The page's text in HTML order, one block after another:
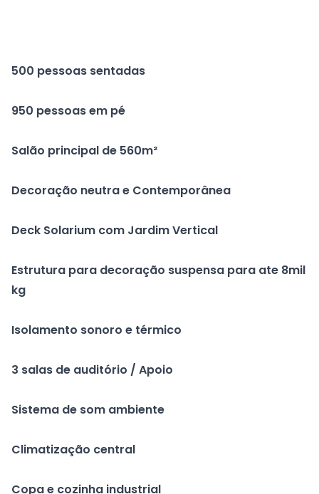
500 pessoas sentadas
950 pessoas em pé
Salão principal de 560m²
Decoração neutra e Contemporânea
Deck Solarium com Jardim Vertical
Estrutura para decoração suspensa para ate 8mil
kg
Isolamento sonoro e térmico
3 salas de auditório / Apoio
Sistema de som ambiente
Climatização central
Copa e cozinha industrial